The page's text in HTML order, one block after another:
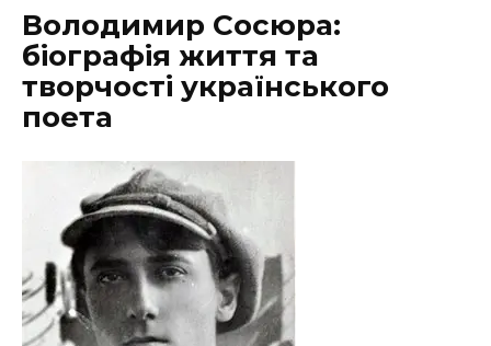
Володимир Сосюра:
біографія життя та
творчості українського
поета